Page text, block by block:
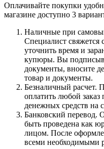
Оплачивайте покупки
магазине доступно 3
Наличные при
Специалист свяжется
уточнить время и
купюры. Вы
документы, вносите
товар и документы.
Безналичный расчет.
оплатить любой заказ
денежных средств на
Банковский перевод.
быть проведена как
лицом. После
всеми необходимыми